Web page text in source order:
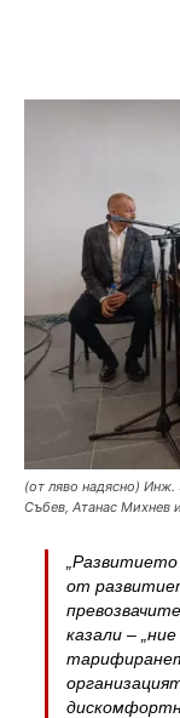
(от ляво надясно)
Събев, Атанас Михнев
от
казали –